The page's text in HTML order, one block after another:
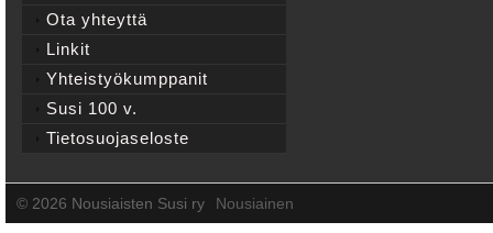
Ota yhteyttä
Linkit
Yhteistyökumppanit
Susi 100 v.
Tietosuojaseloste
© 2026 Nousiaisten Susi ry Nousiainen